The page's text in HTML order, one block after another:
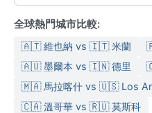
全球熱門城市比較:
🇦🇹 維也納 vs 🇮🇹 米蘭
🇦🇺 墨爾本 vs 🇮🇳 德里
🇲🇦 馬拉喀什 vs 🇺🇸 Los
🇨🇦 溫哥華 vs 🇷🇺 莫斯科